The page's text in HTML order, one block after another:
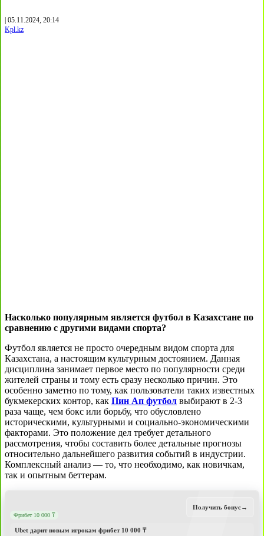
| 05.11.2024, 20:14
Kpl.kz
Насколько популярным является футбол в Казахстане по
сравнению с другими видами спорта?
Футбол является не просто очередным видом спорта для
Казахстана, а настоящим культурным достоянием. Данная
дисциплина занимает первое место по популярности среди
жителей страны и тому есть сразу несколько причин. Это
особенно заметно по тому, как пользователи таких известных
букмекерских контор, как Пин Ап футбол выбирают в 2-3
раза чаще, чем бокс или борьбу, что обусловлено
историческими, культурными и социально-экономическими
факторами. Это положение дел требует детального
рассмотрения, чтобы составить более детальные прогнозы
относительно дальнейшего развития событий в индустрии.
Комплексный анализ — то, что необходимо, как новичкам,
так и опытным беттерам.
Фрибет 10 000 ₸
Ubet дарит новым игрокам фрибет 10 000 ₸
Получить бонус→